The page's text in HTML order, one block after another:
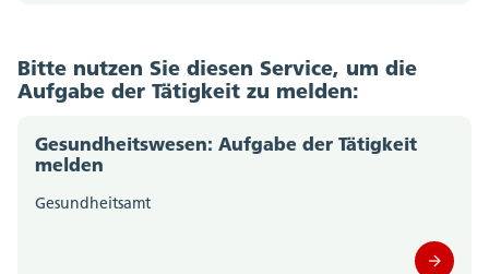
Bitte nutzen Sie diesen Service, um die
Aufgabe der Tätigkeit zu melden:
Gesundheitswesen: Aufgabe der Tätigkeit
melden
Gesundheitsamt